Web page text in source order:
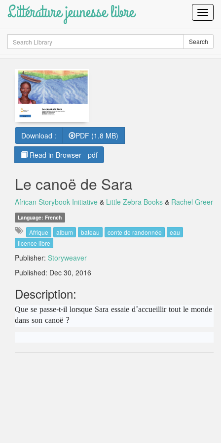
Littérature jeunesse libre
Search Search
Download :
PDF (1.8 MB)
Read in Browser - pdf
Le canoë de Sara
African Storybook Initiative & Little Zebra Books & Rachel Greer
Language: French
Afrique album bateau conte de randonnée
eau
licence libre
Publisher: Storyweaver
Published: Dec 30, 2016
Description:
Que se passe-t-il lorsque Sara essaie d'accueillir tout le monde
dans son canoë ?